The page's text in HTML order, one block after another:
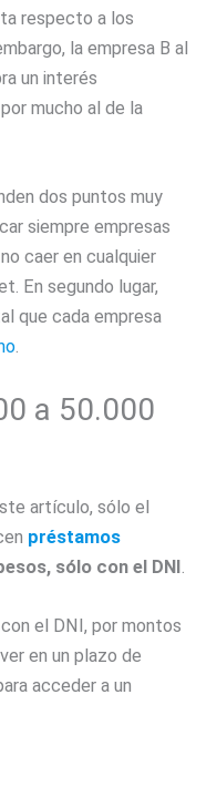
respecto a los
la empresa B al
un interés
mucho al de la
dos puntos muy
siempre empresas
caer en cualquier
En segundo lugar,
que cada empresa
.
a 50.000
artículo, sólo el
préstamos
sólo con el DNI.
el DNI, por montos
en un plazo de
acceder a un